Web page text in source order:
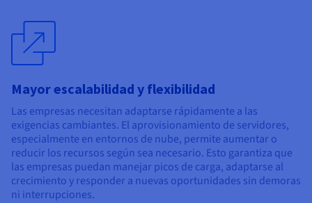
Mayor escalabilidad y flexibilidad
Las empresas necesitan adaptarse rápidamente a las
exigencias cambiantes. El aprovisionamiento de servidores,
especialmente en entornos de nube, permite aumentar o
reducir los recursos según sea necesario. Esto garantiza que
las empresas puedan manejar picos de carga, adaptarse al
crecimiento y responder a nuevas oportunidades sin demoras
ni interrupciones.